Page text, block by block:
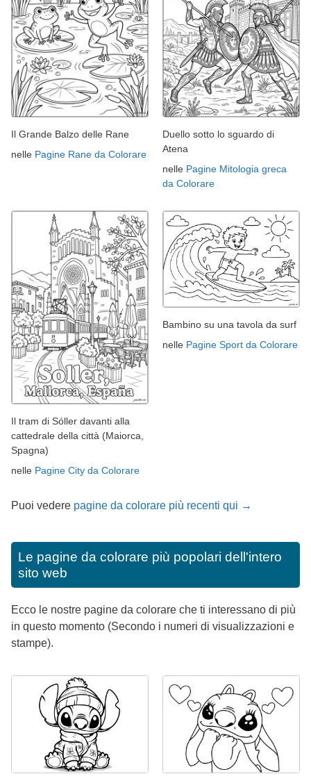
Il Grande Balzo delle Rane
nelle Pagine Rane da Colorare
Duello sotto lo sguardo di
Atena
nelle Pagine Mitologia greca
da Colorare
Il tram di Sóller davanti alla
cattedrale della città (Maiorca,
Spagna)
nelle Pagine City da Colorare
Bambino su una tavola da surf
nelle Pagine Sport da Colorare
Puoi vedere pagine da colorare più recenti qui →
Le pagine da colorare più popolari dell'intero
sito web
Ecco le nostre pagine da colorare che ti interessano di più
in questo momento (Secondo i numeri di visualizzazioni e
stampe).